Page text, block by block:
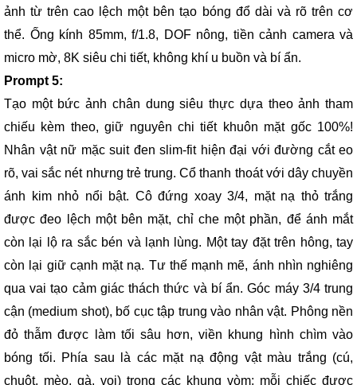
ảnh từ trên cao lệch một bên tạo bóng đổ dài và rõ trên cơ
thể. Ống kính 85mm, f/1.8, DOF nông, tiền cảnh camera và
micro mờ, 8K siêu chi tiết, không khí u buồn và bí ẩn.
Prompt 5:
Tạo một bức ảnh chân dung siêu thực dựa theo ảnh tham
chiếu kèm theo, giữ nguyên chi tiết khuôn mặt gốc 100%!
Nhân vật nữ mặc suit đen slim-fit hiện đại với đường cắt eo
rõ, vai sắc nét nhưng trẻ trung. Cổ thanh thoát với dây chuyền
ánh kim nhỏ nổi bật. Cô đứng xoay 3/4, mặt nạ thỏ trắng
được đeo lệch một bên mặt, chỉ che một phần, để ánh mắt
còn lại lộ ra sắc bén và lạnh lùng. Một tay đặt trên hông, tay
còn lại giữ cạnh mặt nạ. Tư thế mạnh mẽ, ánh nhìn nghiêng
qua vai tạo cảm giác thách thức và bí ẩn. Góc máy 3/4 trung
cận (medium shot), bố cục tập trung vào nhân vật. Phông nền
đỏ thẫm được làm tối sâu hơn, viền khung hình chìm vào
bóng tối. Phía sau là các mặt nạ động vật màu trắng (cú,
chuột, mèo, gà, voi) trong các khung vòm; mỗi chiếc được